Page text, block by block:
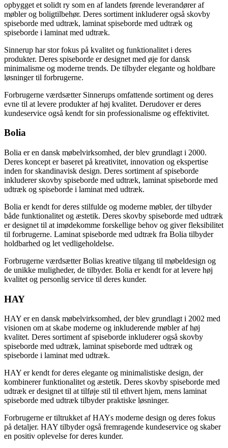
opbygget et solidt ry som en af landets førende leverandører af
møbler og boligtilbehør. Deres sortiment inkluderer også skovby
spiseborde med udtræk, laminat spiseborde med udtræk og
spiseborde i laminat med udtræk.
Sinnerup har stor fokus på kvalitet og funktionalitet i deres
produkter. Deres spiseborde er designet med øje for dansk
minimalisme og moderne trends. De tilbyder elegante og holdbare
løsninger til forbrugerne.
Forbrugerne værdsætter Sinnerups omfattende sortiment og deres
evne til at levere produkter af høj kvalitet. Derudover er deres
kundeservice også kendt for sin professionalisme og effektivitet.
Bolia
Bolia er en dansk møbelvirksomhed, der blev grundlagt i 2000.
Deres koncept er baseret på kreativitet, innovation og ekspertise
inden for skandinavisk design. Deres sortiment af spiseborde
inkluderer skovby spiseborde med udtræk, laminat spiseborde med
udtræk og spiseborde i laminat med udtræk.
Bolia er kendt for deres stilfulde og moderne møbler, der tilbyder
både funktionalitet og æstetik. Deres skovby spiseborde med udtræk
er designet til at imødekomme forskellige behov og giver fleksibilitet
til forbrugerne. Laminat spiseborde med udtræk fra Bolia tilbyder
holdbarhed og let vedligeholdelse.
Forbrugerne værdsætter Bolias kreative tilgang til møbeldesign og
de unikke muligheder, de tilbyder. Bolia er kendt for at levere høj
kvalitet og personlig service til deres kunder.
HAY
HAY er en dansk møbelvirksomhed, der blev grundlagt i 2002 med
visionen om at skabe moderne og inkluderende møbler af høj
kvalitet. Deres sortiment af spiseborde inkluderer også skovby
spiseborde med udtræk, laminat spiseborde med udtræk og
spiseborde i laminat med udtræk.
HAY er kendt for deres elegante og minimalistiske design, der
kombinerer funktionalitet og æstetik. Deres skovby spiseborde med
udtræk er designet til at tilføje stil til ethvert hjem, mens laminat
spiseborde med udtræk tilbyder praktiske løsninger.
Forbrugerne er tiltrukket af HAYs moderne design og deres fokus
på detaljer. HAY tilbyder også fremragende kundeservice og skaber
en positiv oplevelse for deres kunder.